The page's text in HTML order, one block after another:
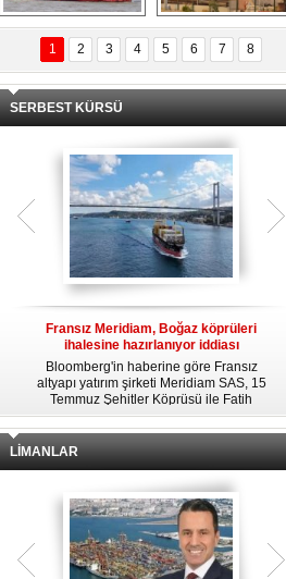
Göçmenlerin
imdadına Türk
sahipli MINA DENIZ
yetişti
Milas’taki yangın
yeniden termik
santrallere doğru
ilerliyor
1 2 3 4 5 6 7 8
SERBEST KÜRSÜ
Fransız Meridiam, Boğaz köprüleri
ihalesine hazırlanıyor iddiası
Bloomberg'in haberine göre Fransız
altyapı yatırım şirketi Meridiam SAS, 15
Temmuz Şehitler Köprüsü ile Fatih
Sultan Mehmet Köprüsü'nün
özelleştirilmesine yönelik ihaleyle
LİMANLAR